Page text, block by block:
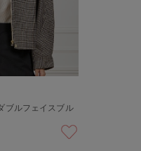
ブルフェイスブル